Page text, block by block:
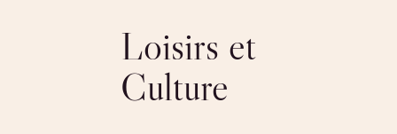
Loisirs et
Culture